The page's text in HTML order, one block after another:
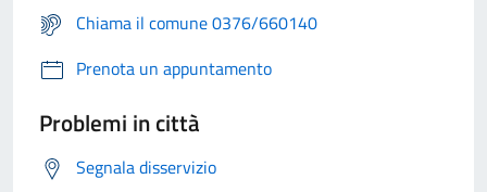
Chiama il comune 0376/660140
Prenota un appuntamento
Problemi in città
Segnala disservizio